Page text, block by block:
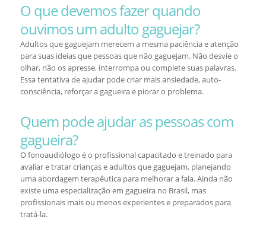
O que devemos fazer quando
ouvimos um adulto gaguejar?
Adultos que gaguejam merecem a mesma paciência e atenção
para suas ideias que pessoas que não gaguejam. Não desvie o
olhar, não os apresse, interrompa ou complete suas palavras.
Essa tentativa de ajudar pode criar mais ansiedade, auto-
consciência, reforçar a gagueira e piorar o problema.
Quem pode ajudar as pessoas com
gagueira?
O fonoaudiólogo é o profissional capacitado e treinado para
avaliar e tratar crianças e adultos que gaguejam, planejando
uma abordagem terapêutica para melhorar a fala. Ainda não
existe uma especialização em gagueira no Brasil, mas
profissionais mais ou menos experientes e preparados para
tratá-la.